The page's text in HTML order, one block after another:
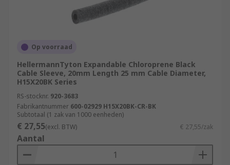
Op voorraad
HellermannTyton Expandable Chloroprene Black
Cable Sleeve, 20mm Length 25 mm Cable Diameter,
H15X20BK Series
RS-stocknr. 920-3683
Fabrikantnummer 600-02929 H15X20BK-CR-BK
Subtotaal (1 zak van 1000 eenheden)
€ 27,55(excl. BTW) € 27,55/zak
Aantal